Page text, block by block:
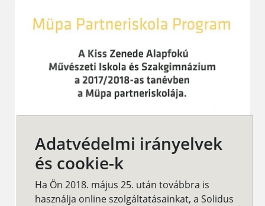
Adatvédelmi irányelvek
és cookie-k
Ha Ön 2018. május 25. után továbbra is
használja online szolgáltatásainkat, a Solidus